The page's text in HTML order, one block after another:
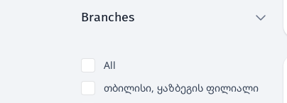
Branches
All
თბილისი, ყაზბეგის ფილიალი